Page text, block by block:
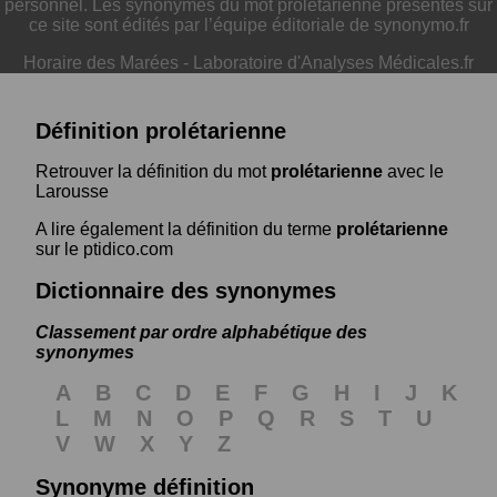
personnel. Les synonymes du mot prolétarienne présentés sur
ce site sont édités par l’équipe éditoriale de synonymo.fr
Horaire des Marées - Laboratoire d'Analyses Médicales.fr
Définition prolétarienne
Retrouver la définition du mot prolétarienne avec le
Larousse
A lire également la définition du terme prolétarienne
sur le ptidico.com
Dictionnaire des synonymes
Classement par ordre alphabétique des
synonymes
A B C D E F G H I J
K
L
M N O P Q R S T
U
V
W X Y
Z
Synonyme définition